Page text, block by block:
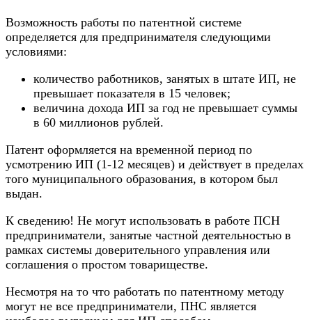
Возможность работы по патентной системе
определяется для предпринимателя следующими
условиями:
количество работников, занятых в штате ИП, не
превышает показателя в 15 человек;
величина дохода ИП за год не превышает суммы
в 60 миллионов рублей.
Патент оформляется на временной период по
усмотрению ИП (1-12 месяцев) и действует в пределах
того муниципального образования, в котором был
выдан.
К сведению! Не могут использовать в работе ПСН
предприниматели, занятые частной деятельностью в
рамках системы доверительного управления или
соглашения о простом товариществе.
Несмотря на то что работать по патентному методу
могут не все предприниматели, ПНС является